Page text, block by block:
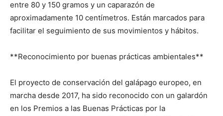
entre 80 y 150 gramos y un caparazón de
aproximadamente 10 centímetros. Están marcados para
facilitar el seguimiento de sus movimientos y hábitos.
**Reconocimiento por buenas prácticas ambientales**
El proyecto de conservación del galápago europeo, en
marcha desde 2017, ha sido reconocido con un galardón
en los Premios a las Buenas Prácticas por la